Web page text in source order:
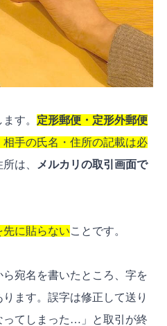
す。 定形郵便・定形外郵便
相手の氏名・住所の記載は必
は、
メルカリの取引画面で
先に貼らないことです。
宛名を書いたところ、字を
ます。誤字は修正して送り
ってしまった…」と取引が終